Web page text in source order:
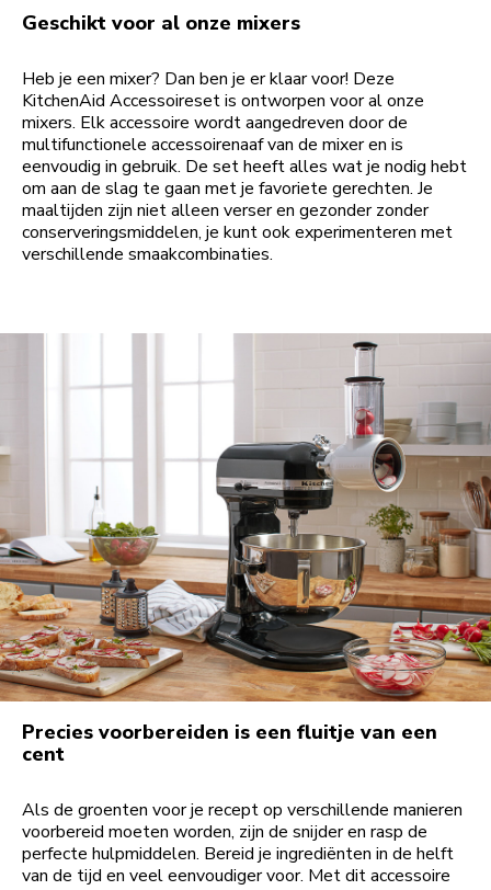
Geschikt voor al onze mixers
Heb je een mixer? Dan ben je er klaar voor! Deze
KitchenAid Accessoireset is ontworpen voor al onze
mixers. Elk accessoire wordt aangedreven door de
multifunctionele accessoirenaaf van de mixer en is
eenvoudig in gebruik. De set heeft alles wat je nodig hebt
om aan de slag te gaan met je favoriete gerechten. Je
maaltijden zijn niet alleen verser en gezonder zonder
conserveringsmiddelen, je kunt ook experimenteren met
verschillende smaakcombinaties.
Precies voorbereiden is een fluitje van een
cent
Als de groenten voor je recept op verschillende manieren
voorbereid moeten worden, zijn de snijder en rasp de
perfecte hulpmiddelen. Bereid je ingrediënten in de helft
van de tijd en veel eenvoudiger voor. Met dit accessoire